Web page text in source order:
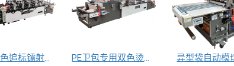
自动四色追标镭射烫金机 PE卫包专用双色烫金机 异型袋自动模